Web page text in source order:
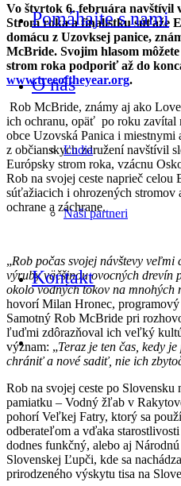
Pomáhajte s nami
O nás
Ľudia
Naši partneri
Kontakt
Vo štvrtok 6. februára navštívil
Strom roka a finalistku súťaže
domácu z Uzovksej panice,
McBride. Svojim hlasom
strom roka podporiť až do
www.treeoftheyear.org.
Rob McBride, známy aj ako
ich ochranu, opäť po roku zavítal
obce Uzovská Panica i
z občianskych združení navštívil
Európsky strom roka, vzácnu
Rob na svojej ceste naprieč
súťažiacich i ohrozených stromov
ochrane a záchrane.
„Rob počas svojej návštevy
výruby väčšinou ovocných drevín
okolo vodných tokov na mnohých
hovorí Milan Hronec, programový
Samotný Rob McBride pri
ľuďmi zdôrazňoval ich veľký
význam: „Teraz je ten čas, kedy
chrániť a nové sadiť, nie ich
Rob na svojej ceste po
pamiatku – Vodný žľab v
pohorí Veľkej Fatry, ktorý sa
odberateľom a vďaka
dodnes funkčný, alebo aj
Slovenskej Ľupči, kde sa
prirodzeného výskytu tisa na